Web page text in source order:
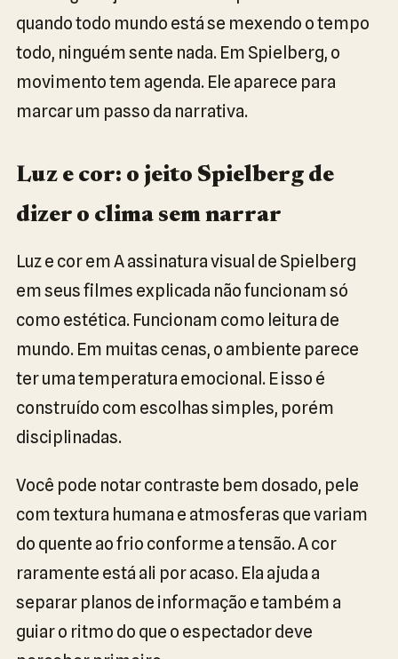
quando todo mundo está se mexendo o tempo
todo, ninguém sente nada. Em Spielberg, o
movimento tem agenda. Ele aparece para
marcar um passo da narrativa.
Luz e cor: o jeito Spielberg de
dizer o clima sem narrar
Luz e cor em A assinatura visual de Spielberg
em seus filmes explicada não funcionam só
como estética. Funcionam como leitura de
mundo. Em muitas cenas, o ambiente parece
ter uma temperatura emocional. E isso é
construído com escolhas simples, porém
disciplinadas.
Você pode notar contraste bem dosado, pele
com textura humana e atmosferas que variam
do quente ao frio conforme a tensão. A cor
raramente está ali por acaso. Ela ajuda a
separar planos de informação e também a
guiar o ritmo do que o espectador deve